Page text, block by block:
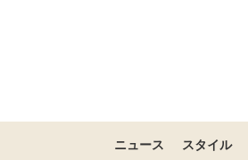
ニュース スタイル